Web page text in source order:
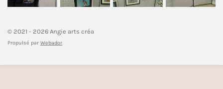
© 2021 - 2026 Angie arts créa
Propulsé par Webador